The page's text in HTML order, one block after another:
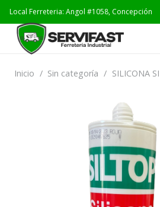
Local Ferreteria: Angol #1058, Concepción
Inicio / Sin categoría / SILICONA